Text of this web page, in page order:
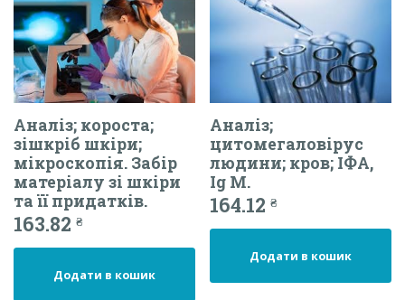
Аналіз; короста;
зішкріб шкіри;
мікроскопія. Забір
матеріалу зі шкіри
та її придатків.
163.82 ₴
Додати в кошик
Аналіз;
цитомегаловірус
людини; кров; ІФА,
Ig М.
164.12₴
Додати в кошик